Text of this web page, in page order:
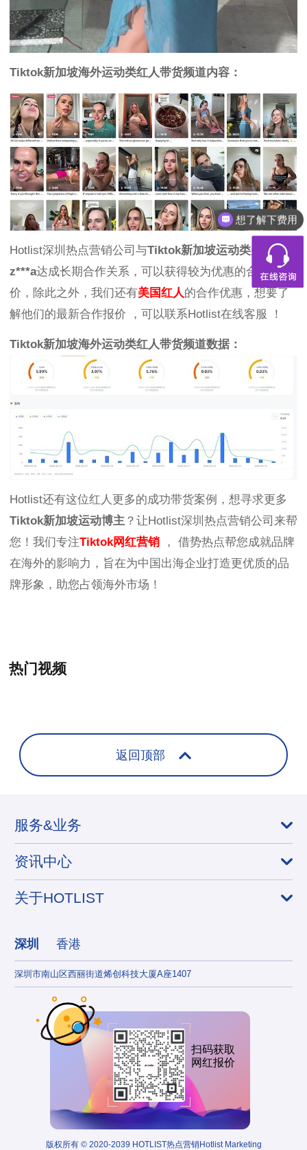
Tiktok新加坡海外运动类红人带货频道内容：
Hotlist深圳热点营销公司与Tiktok新加坡运动类美女红人
z***a达成长期合作关系，可以获得较为优惠的合作报
价，除此之外，我们还有美国红人的合作优惠，想要了
解他们的最新合作报价 ，可以联系Hotlist在线客服 ！
Tiktok新加坡海外运动类红人带货频道数据：
Hotlist还有这位红人更多的成功带货案例，想寻求更多
Tiktok新加坡运动博主 ？让Hotlist深圳热点营销公司来帮
您！我们专注Tiktok网红营销 ， 借势热点帮您成就品牌
在海外的影响力，旨在为中国出海企业打造更优质的品
牌形象，助您占领海外市场！
热门视频
返回顶部
服务&业务
资讯中心
关于HOTLIST
深圳 香港
深圳市南山区西丽街道烯创科技大厦A座1407
扫码获取
网红报价
版权所有 © 2020-2039 HOTLIST热点营销Hotlist Marketing
想了解下费用